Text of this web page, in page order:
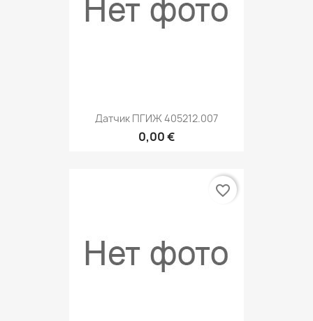
Датчик ПГИЖ 405212.007
0,00 €
favorite_border